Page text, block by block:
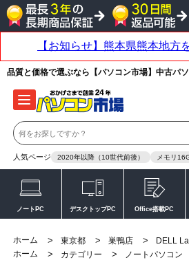
品質と価格で選ぶなら【パソコン市場】中古パソ
人気ページ 2020年以降（10世代前後） メモリ
ノートPC デスクトップPC Office搭載PC
ホーム > 東京都 > 巣鴨店 >
DELL
ホーム
> カテゴリー > ノートパソコン